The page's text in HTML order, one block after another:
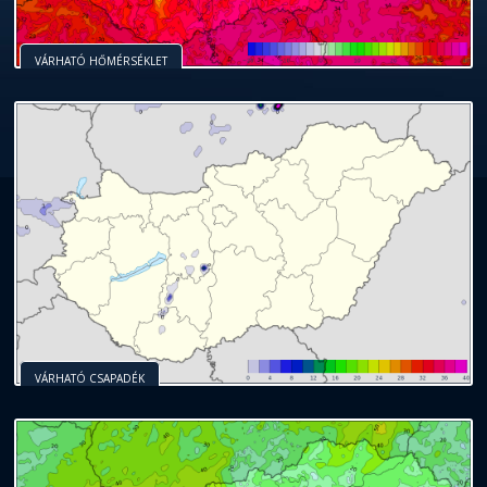
VÁRHATÓ HŐMÉRSÉKLET
VÁRHATÓ CSAPADÉK